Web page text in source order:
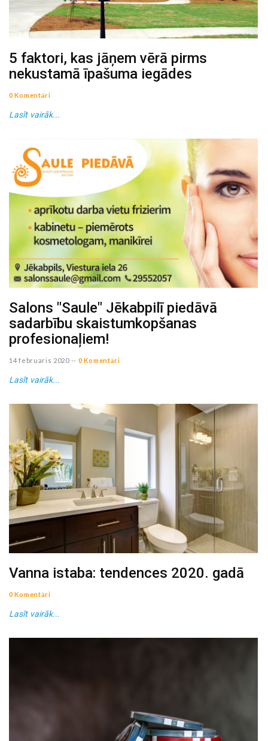
5 faktori, kas jāņem vērā pirms
nekustamā īpašuma iegādes
0 Komentāri
Lasīt vairāk...
Salons "Saule" Jēkabpilī piedāvā
sadarbību skaistumkopšanas
profesionaļiem!
14 februaris 2020-- 0 Komentāri
Lasīt vairāk...
Vanna istaba: tendences 2020. gadā
0 Komentāri
Lasīt vairāk...